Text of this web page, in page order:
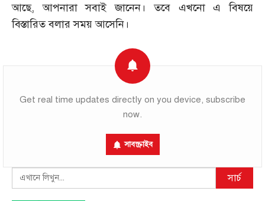
আছে, আপনারা সবাই জানেন। তবে এখনো এ বিষয়ে
বিস্তারিত বলার সময় আসেনি।
Get real time updates directly on you device, subscribe
now.
সাবস্ক্রাইব
Search সার্চ